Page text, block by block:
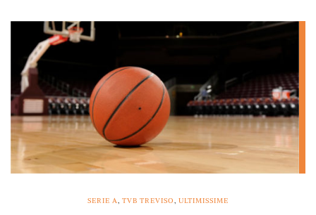
SERIE A, TVB TREVISO, ULTIMISSIME